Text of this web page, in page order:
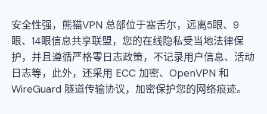
安全性强，熊猫VPN 总部位于塞舌尔，远离5眼、9
眼、14眼信息共享联盟，您的在线隐私受当地法律保
护，并且遵循严格零日志政策，不记录用户信息、活动
日志等，此外，还采用 ECC 加密、OpenVPN 和
WireGuard 隧道传输协议，加密保护您的网络痕迹。